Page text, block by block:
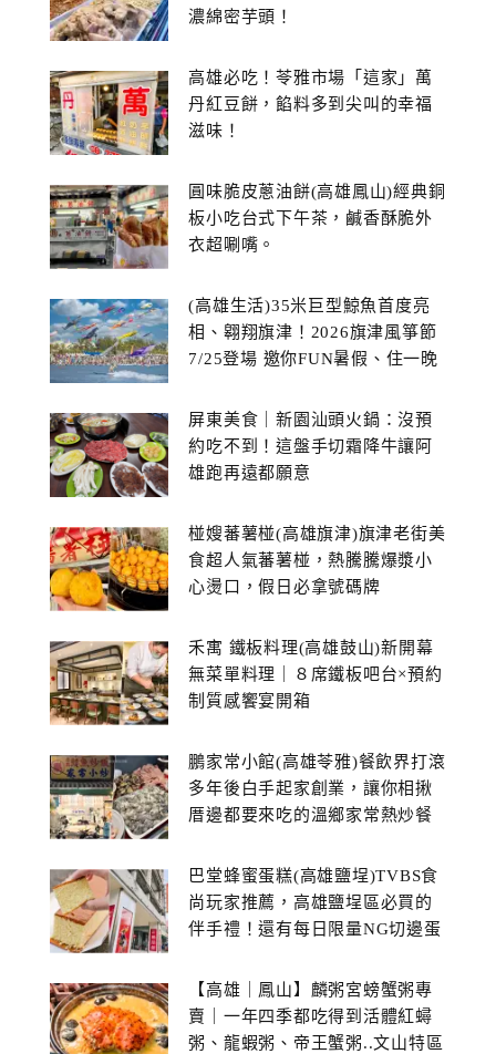
濃綿密芋頭！
高雄必吃！苓雅市場「這家」萬
丹紅豆餅，餡料多到尖叫的幸福
滋味！
圓味脆皮蔥油餅(高雄鳳山)經典銅
板小吃台式下午茶，鹹香酥脆外
衣超唰嘴。
(高雄生活)35米巨型鯨魚首度亮
相、翱翔旗津！2026旗津風箏節
7/25登場 邀你FUN暑假、住一晚
屏東美食｜新園汕頭火鍋：沒預
約吃不到！這盤手切霜降牛讓阿
雄跑再遠都願意
椪嫂蕃薯椪(高雄旗津)旗津老街美
食超人氣蕃薯椪，熱騰騰爆漿小
心燙口，假日必拿號碼牌
禾寓 鐵板料理(高雄鼓山)新開幕
無菜單料理｜８席鐵板吧台×預約
制質感饗宴開箱
鵬家常小館(高雄苓雅)餐飲界打滾
多年後白手起家創業，讓你相揪
厝邊都要來吃的溫鄉家常熱炒餐
巴堂蜂蜜蛋糕(高雄鹽埕)TVBS食
尚玩家推薦，高雄鹽埕區必買的
伴手禮！還有每日限量NG切邊蛋
【高雄｜鳳山】麟粥宮螃蟹粥專
賣｜一年四季都吃得到活體紅蟳
粥、龍蝦粥、帝王蟹粥..文山特區